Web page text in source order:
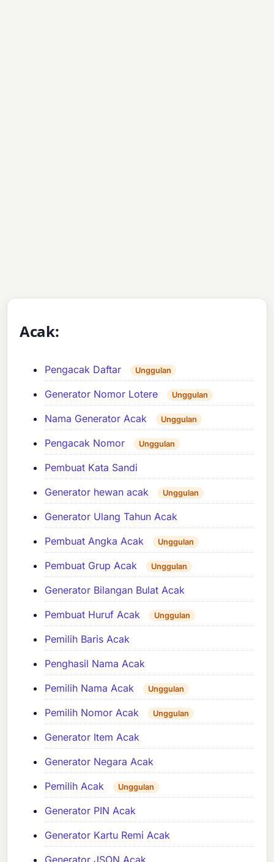
Acak:
Pengacak Daftar Unggulan
Generator Nomor Lotere Unggulan
Nama Generator Acak Unggulan
Pengacak Nomor Unggulan
Pembuat Kata Sandi
Generator hewan acak
Unggulan
Generator Ulang Tahun Acak
Pembuat Angka Acak
Unggulan
Pembuat Grup Acak Unggulan
Generator Bilangan Bulat Acak
Pembuat Huruf Acak
Unggulan
Pemilih Baris Acak
Penghasil Nama Acak
Pemilih Nama Acak
Unggulan
Pemilih Nomor Acak Unggulan
Generator Item Acak
Generator Negara Acak
Pemilih Acak
Unggulan
Generator PIN Acak
Generator Kartu Remi Acak